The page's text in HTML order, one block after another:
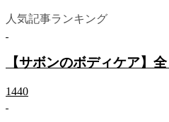
人気記事ランキング
【サボンのボディケア】
1440